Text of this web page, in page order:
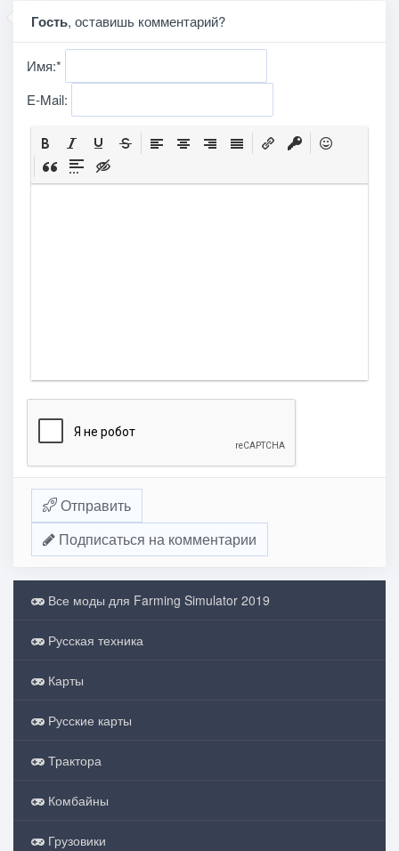
Гость, оставишь комментарий?
Имя:*
E-Mail:
Отправить
Подписаться на комментарии
Все моды для Farming Simulator 2019
Русская техника
Карты
Русские карты
Трактора
Комбайны
Грузовики